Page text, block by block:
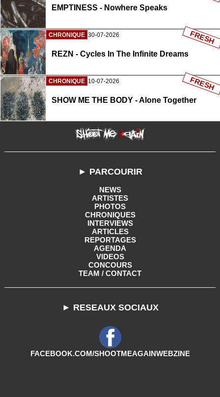
EMPTINESS - Nowhere Speaks
CHRONIQUE 30-07-2026
REZN - Cycles In The Infinite Dreams
FRESH
CHRONIQUE 10-07-2026
SHOW ME THE BODY - Alone Together
FRESH
► PARCOURIR
NEWS
ARTISTES
PHOTOS
CHRONIQUES
INTERVIEWS
ARTICLES
REPORTAGES
AGENDA
VIDEOS
CONCOURS
TEAM / CONTACT
► RESEAUX SOCIAUX
FACEBOOK.COM/SHOOTMEAGAINWEBZINE